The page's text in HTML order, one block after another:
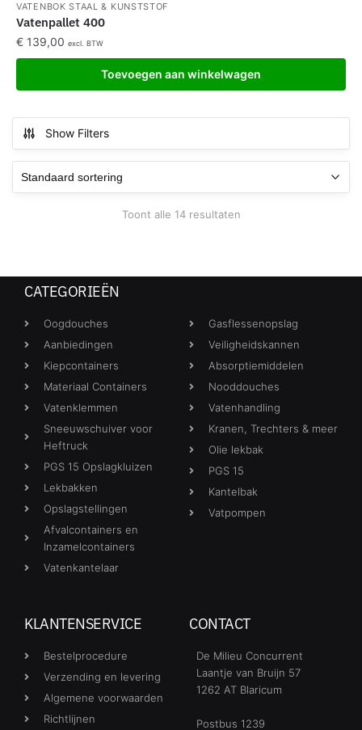
VATENBOK STAAL & KUNSTSTOF
Vatenpallet 400
€ 139,00 excl. BTW
Toevoegen aan winkelwagen
Show Filters
Toont alle 14 resultaten
CATEGORIEËN
Oogdouches
Aanbiedingen
Kiepcontainers
Materiaal Containers
Vatenklemmen
Sneeuwschuiver voor
Heftruck
PGS 15 Opslagkluizen
Lekbakken
Opslagstellingen
Afvalcontainers en
Inzamelcontainers
Vatenkantelaar
Gasflessenopslag
Veiligheidskannen
Absorptiemiddelen
Nooddouches
Vatenhandling
Kranen, Trechters & meer
Olie lekbak
PGS 15
Kantelbak
Vatpompen
KLANTENSERVICE
Bestelprocedure
Verzending en levering
Algemene voorwaarden
Richtlijnen
CONTACT
De Milieu Concurrent
Laantje van Bruijn 57
1262 AT Blaricum
Postbus 1239